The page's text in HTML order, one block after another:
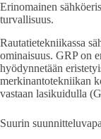
Erinomainen
turvallisuus.
Rautatietekniikassa
ominaisuus. GRP on
hyödynnetään
merkinantotekniikan
vastaan lasikuidulla
Suurin